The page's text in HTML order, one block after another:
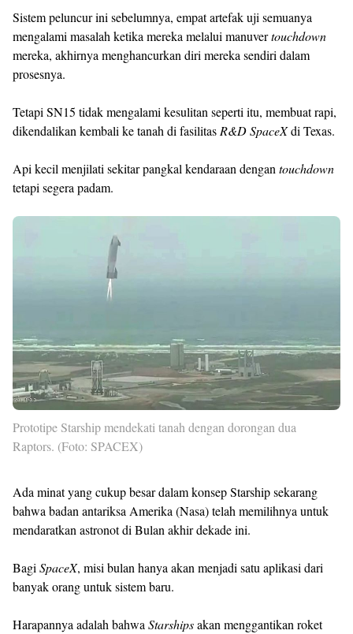
Sistem peluncur ini sebelumnya, empat artefak uji semuanya
mengalami masalah ketika mereka melalui manuvertouchdown
mereka, akhirnya menghancurkan diri mereka sendiri dalam
prosesnya.
Tetapi SN15 tidak mengalami kesulitan seperti itu, membuat rapi,
dikendalikan kembali ke tanah di fasilitas R&D SpaceXdi Texas.
Api kecil menjilati sekitar pangkal kendaraan dengan touchdown
tetapi segera padam.
Prototipe Starship mendekati tanah dengan dorongan dua
Raptors. (Foto: SPACEX)
Ada minat yang cukup besar dalam konsep Starship sekarang
bahwa badan antariksa Amerika (Nasa) telah memilihnya untuk
mendaratkan astronot di Bulan akhir dekade ini.
Bagi SpaceX, misi bulan hanya akan menjadi satu aplikasi dari
banyak orang untuk sistem baru.
Harapannya adalah bahwa Starshipsakan menggantikan roket